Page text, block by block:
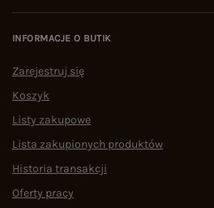
INFORMACJE O BUTIK
Zarejestruj się
Koszyk
Listy zakupowe
Lista zakupionych produktów
Historia transakcji
Oferty pracy